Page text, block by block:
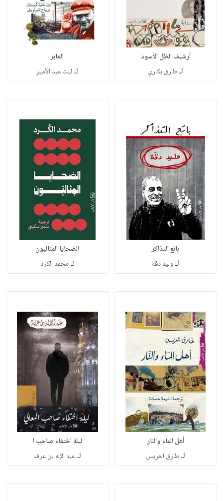
أرشيف الظل الأسود
لـطارق بكاري
العابر
لـ ليث عبد الأمير
بائع التذاكر
لـ وليد دقة
الضحايا المثاليون
لـ محمد الكرد
أهل الماء والنار
لـطارق العريس
ليلة اختفاء صاحب ا
لـعبد الإله بن عرف